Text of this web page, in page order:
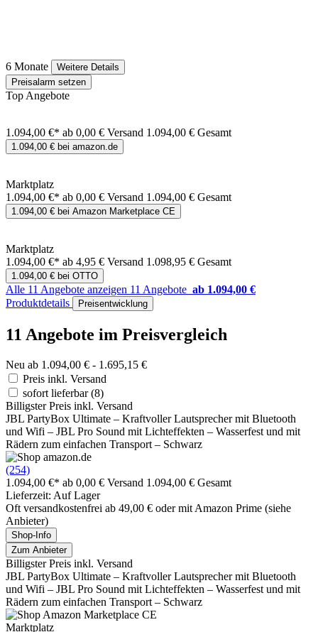
6 Monate
Weitere Details
Preisalarm setzen
Top Angebote
1.094,00 €* ab 0,00 € Versand 1.094,00 € Gesamt
1.094,00 € bei amazon.de
Marktplatz
1.094,00 €* ab 0,00 € Versand 1.094,00 € Gesamt
1.094,00 € bei Amazon Marketplace CE
Marktplatz
1.094,00 €* ab 4,95 € Versand 1.098,95 € Gesamt
1.094,00 € bei OTTO
Alle 11 Angebote anzeigen 11 Angebote ab 1.094,00 €
Produktdetails
Preisentwicklung
11 Angebote im Preisvergleich
Neu ab 1.094,00 € - 1.695,15 €
Preis inkl. Versand
sofort lieferbar(8)
Billigster Preis inkl. Versand
JBL PartyBox Ultimate – Kraftvoller Lautsprecher mit Bluetooth
und Wifi – JBL Pro Sound mit Lichteffekten – Wasserfest und mit
Rädern zum einfachen Transport – Schwarz
(254)
1.094,00 €* ab 0,00 € Versand 1.094,00 € Gesamt
Lieferzeit: Auf Lager
Oft versandkostenfrei ab 49,00 € oder mit Amazon Prime (siehe
Anbieter)
Shop-Info
Zum Anbieter
Billigster Preis inkl. Versand
JBL PartyBox Ultimate – Kraftvoller Lautsprecher mit Bluetooth
und Wifi – JBL Pro Sound mit Lichteffekten – Wasserfest und mit
Rädern zum einfachen Transport – Schwarz
Marktplatz